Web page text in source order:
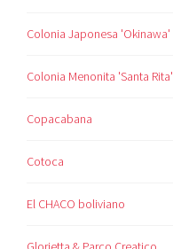
Colonia Japonesa 'Okinawa'
Colonia Menonita 'Santa Rita'
Copacabana
Cotoca
El CHACO boliviano